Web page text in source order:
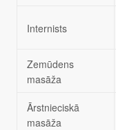
Internists
Zemūdens
masāža
Ārstnieciskā
masāža